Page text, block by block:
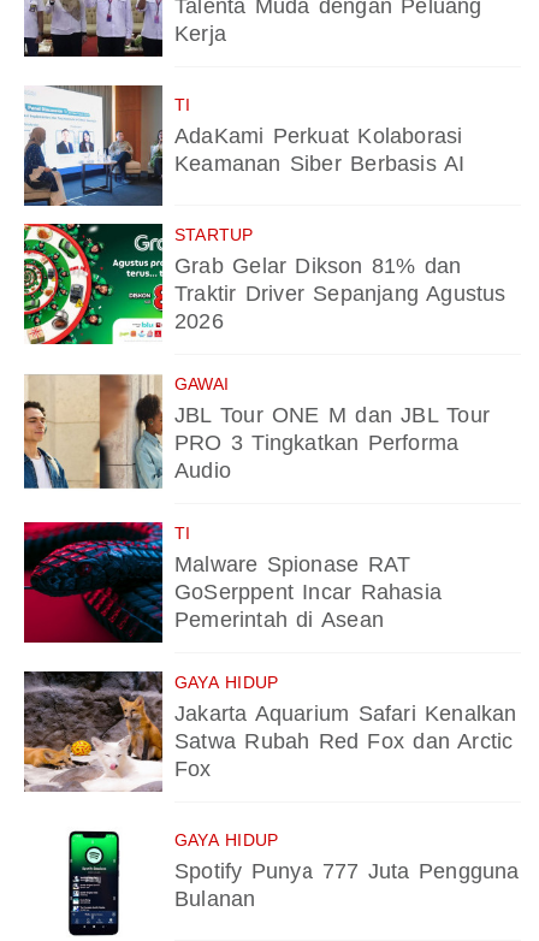
Talenta Muda dengan Peluang
Kerja
TI
AdaKami Perkuat Kolaborasi
Keamanan Siber Berbasis AI
STARTUP
Grab Gelar Dikson 81% dan
Traktir Driver Sepanjang Agustus
2026
GAWAI
JBL Tour ONE M dan JBL Tour
PRO 3 Tingkatkan Performa
Audio
TI
Malware Spionase RAT
GoSerppent Incar Rahasia
Pemerintah di Asean
GAYA HIDUP
Jakarta Aquarium Safari Kenalkan
Satwa Rubah Red Fox dan Arctic
Fox
GAYA HIDUP
Spotify Punya 777 Juta Pengguna
Bulanan